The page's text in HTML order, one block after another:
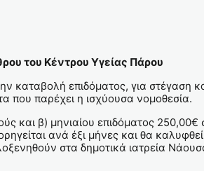
του Κέντρου Υγείας Πάρου
επιδόματος, για στέγαση
που παρέχει η ισχύουσα νομοθεσία.
και β) μηνιαίου επιδόματος 250,00€
ανά έξι μήνες και θα
στα δημοτικά ιατρεία